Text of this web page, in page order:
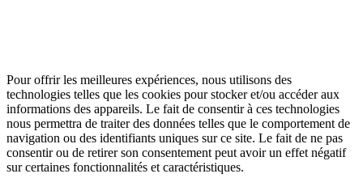
Pour offrir les meilleures expériences, nous utilisons des
technologies telles que les cookies pour stocker et/ou accéder aux
informations des appareils. Le fait de consentir à ces technologies
nous permettra de traiter des données telles que le comportement de
navigation ou des identifiants uniques sur ce site. Le fait de ne pas
consentir ou de retirer son consentement peut avoir un effet négatif
sur certaines fonctionnalités et caractéristiques.